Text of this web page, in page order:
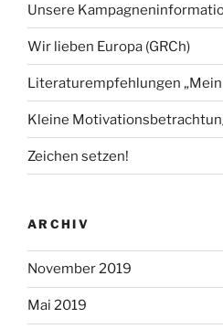
Unsere
Wir lieben Europa (GRCh)
Literaturempfehlungen „Mein
Kleine
Zeichen setzen!
ARCHIV
November 2019
Mai 2019